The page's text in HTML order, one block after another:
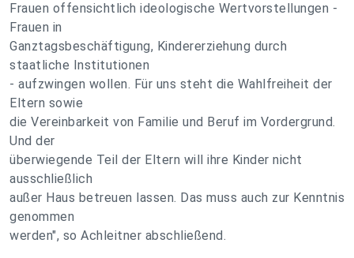
Frauen offensichtlich ideologische Wertvorstellungen -
Frauen in
Ganztagsbeschäftigung, Kindererziehung durch
staatliche Institutionen
- aufzwingen wollen. Für uns steht die Wahlfreiheit der
Eltern sowie
die Vereinbarkeit von Familie und Beruf im Vordergrund.
Und der
überwiegende Teil der Eltern will ihre Kinder nicht
ausschließlich
außer Haus betreuen lassen. Das muss auch zur Kenntnis
genommen
werden", so Achleitner abschließend.